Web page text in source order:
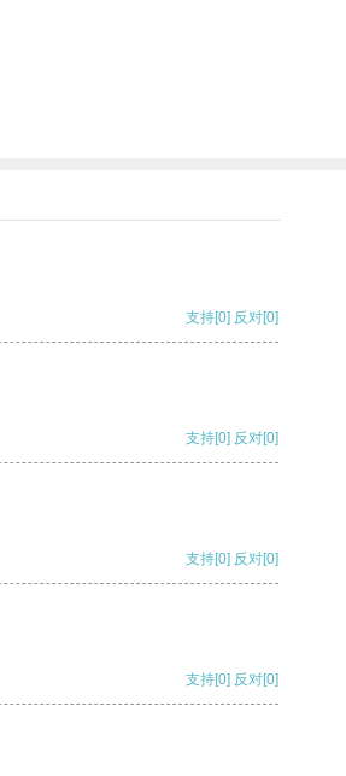
支持[0] 反对[0]
支持[0] 反对[0]
支持[0] 反对[0]
支持[0] 反对[0]